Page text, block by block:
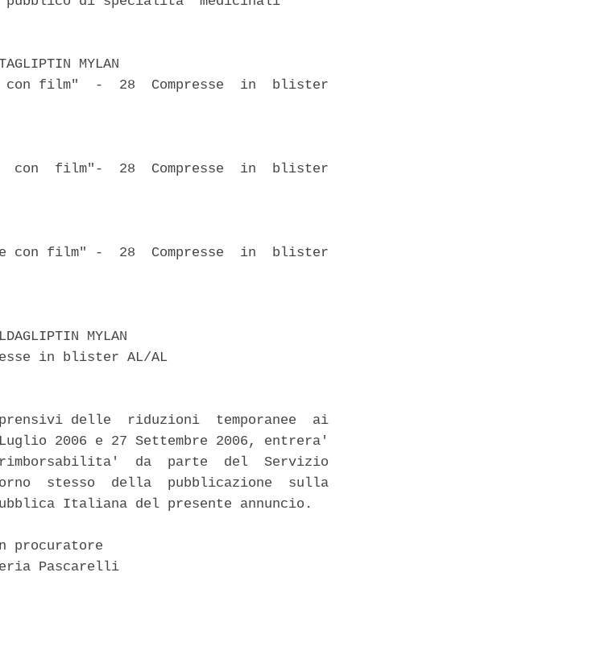
MYLAN
film"  -  28  Compresse  in  blister
con  film"-  28  Compresse  in  blister
con film" -  28  Compresse  in  blister
MYLAN
in blister AL/AL
delle  riduzioni  temporanee  ai
2006 e 27 Settembre 2006, entrera'
da  parte  del  Servizio
stesso  della  pubblicazione  sulla
Italiana del presente annuncio.
procuratore
Pascarelli